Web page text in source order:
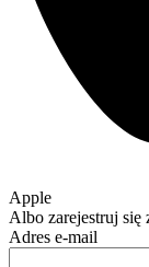
Apple
Albo zarejestruj się
Adres e-mail